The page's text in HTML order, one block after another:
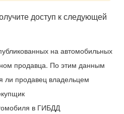
доступ к следующей
на автомобильных
продавца. По этим данным
ли продавец владельцем
в ГИБДД